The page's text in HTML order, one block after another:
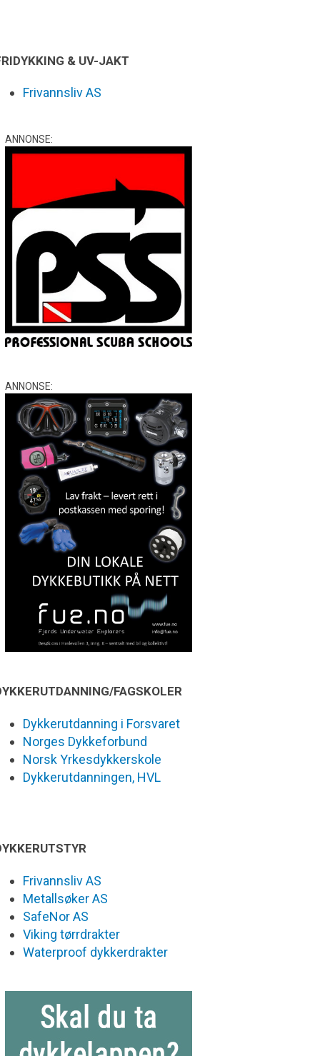
& UV-JAKT
Frivannsliv AS
ANNONSE:
ANNONSE:
FAGSKOLER
Dykkerutdanning i Forsvaret
Norges Dykkeforbund
Norsk Yrkesdykkerskole
Dykkerutdanningen, HVL
Frivannsliv AS
Metallsøker AS
SafeNor AS
Viking tørrdrakter
Waterproof dykkerdrakter